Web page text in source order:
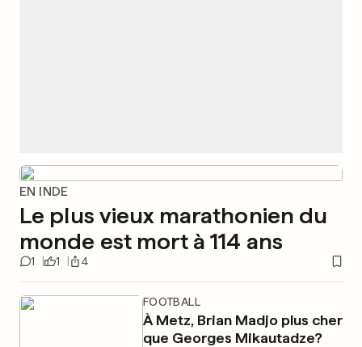
EN INDE
Le plus vieux marathonien du
monde est mort à 114 ans
1 1 4
FOOTBALL
À Metz, Brian Madjo plus cher
que Georges Mikautadze?